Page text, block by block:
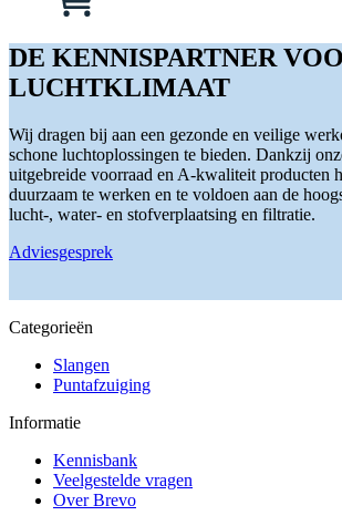
meerdere
variaties.
Deze
kan
gekozen
worden
op
de
productpagina
DE KENNISPARTNER
LUCHTKLIMAAT
Wij dragen bij aan een gezonde en veilige
schone luchtoplossingen te bieden. Dankzij
uitgebreide voorraad en A-kwaliteit producten
duurzaam te werken en te voldoen aan de
lucht-, water- en stofverplaatsing en filtratie.
Adviesgesprek
Categorieën
Slangen
Puntafzuiging
Informatie
Kennisbank
Veelgestelde vragen
Over Brevo